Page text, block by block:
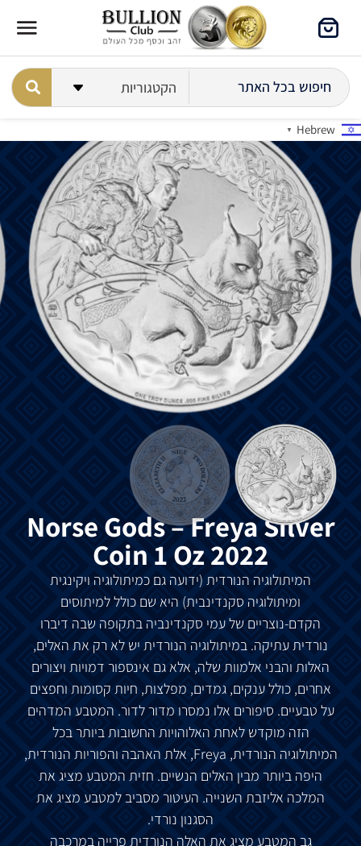
Hebrew
▼
Norse Gods – Freya Silver
Coin 1 Oz 2022
המיתולוגיה הנורדית (ידועה גם כמיתולוגיה ויקינגית
ומיתולוגיה סקנדינבית) היא שם כולל למיתוסים
הקדם-נוצריים של עמי סקנדינביה בתקופה שבה דיברו
נורדית עתיקה. במיתולוגיה הנורדית יש לא רק את האלים,
האלות והבני אלמוות שלה, אלא גם אינספור דמויות ויצורים
אחרים, כולל ענקים, גמדים, מפלצות, חיות קסומות וחפצים
על טבעיים. סיפורים אלו נמסרו מדור לדור. המטבע המדהים
הזה מוקדש לאחת האלוהויות החשובות ביותר בכל
המיתולוגיה הנורדית, Freya, אלת האהבה והפוריות הנורדית,
היפה ביותר מבין האלים הנשיים. חזית המטבע מציג את
המלכה אליזבת השנייה. העיטור מסביב למטבע מציג את
הסגנון נורדי.
גב המטבע מציג את האלה הנורדית פרייה במרכבה